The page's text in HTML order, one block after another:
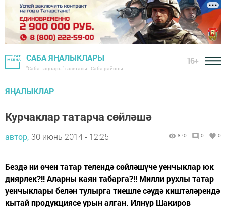
САБА ЯҢАЛЫКЛАРЫ
"Саба таңнары" газетасы - Саба районы
16+
ЯҢАЛЫКЛАР
Курчаклар татарча сөйләшә
автор, 30 июнь 2014 - 12:25 870 0 0
Бездә ни өчен татар телендә сөйләшүче уенчыклар юк
диярлек?!! Аларны каян табарга?!! Милли рухлы татар
уенчыклары белән тулырга тиешле сәүдә киштәләрендә
кытай продукциясе урын алган. Илнур Шакиров